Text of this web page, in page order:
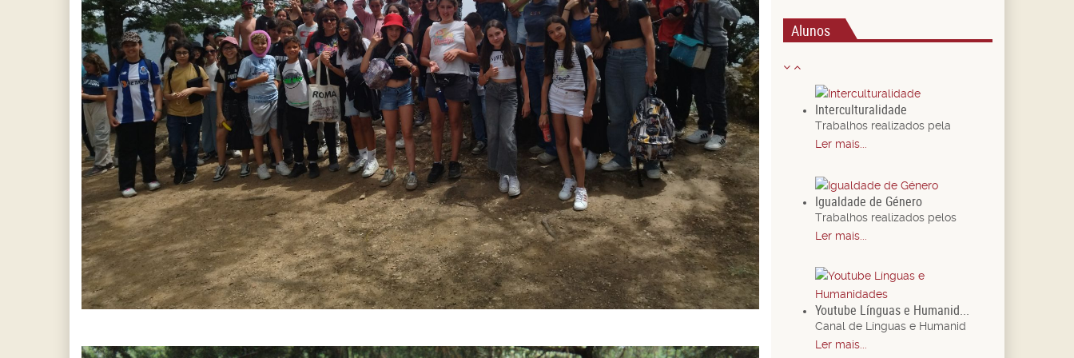
Alunos
Interculturalidade
Trabalhos realizados pela
Ler mais...
Igualdade de Género
Trabalhos realizados pelos
Ler mais...
Youtube Línguas e Humanid...
Canal de Línguas e Humanid
Ler mais...